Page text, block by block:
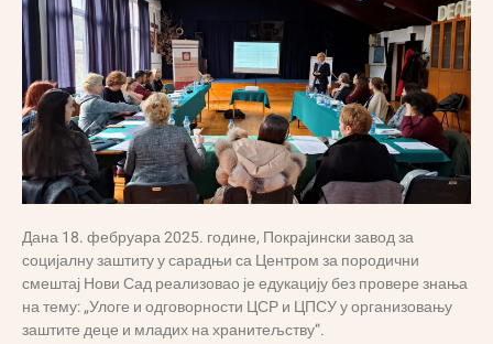
Дана 18. фебруара 2025. године, Покрајински завод за
социјалну заштиту у сарадњи са Центром за породични
смештај Нови Сад реализовао је едукацију без провере знања
на тему: „Улоге и одговорности ЦСР и ЦПСУ у организовању
заштите деце и младих на хранитељству“.